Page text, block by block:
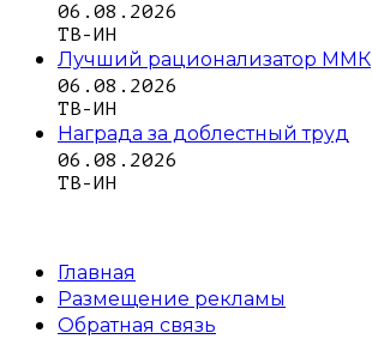
06.08.2026
ТВ-ИН
Лучший рационализатор ММК
06.08.2026
ТВ-ИН
Награда за доблестный труд
06.08.2026
ТВ-ИН
Главная
Размещение рекламы
Обратная связь